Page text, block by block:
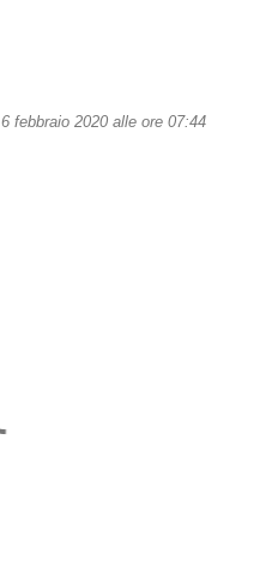
6 febbraio 2020 alle ore 07:44